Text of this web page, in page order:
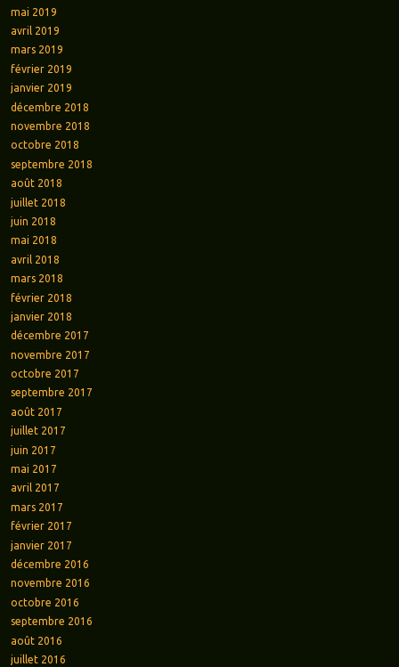
mai 2019
avril 2019
mars 2019
février 2019
janvier 2019
décembre 2018
novembre 2018
octobre 2018
septembre 2018
août 2018
juillet 2018
juin 2018
mai 2018
avril 2018
mars 2018
février 2018
janvier 2018
décembre 2017
novembre 2017
octobre 2017
septembre 2017
août 2017
juillet 2017
juin 2017
mai 2017
avril 2017
mars 2017
février 2017
janvier 2017
décembre 2016
novembre 2016
octobre 2016
septembre 2016
août 2016
juillet 2016